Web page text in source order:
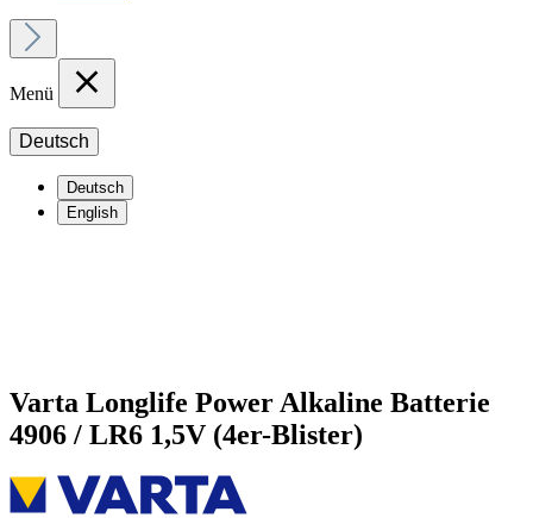
Menü
Deutsch
Deutsch
English
Varta Longlife Power Alkaline Batterie
4906 / LR6 1,5V (4er-Blister)